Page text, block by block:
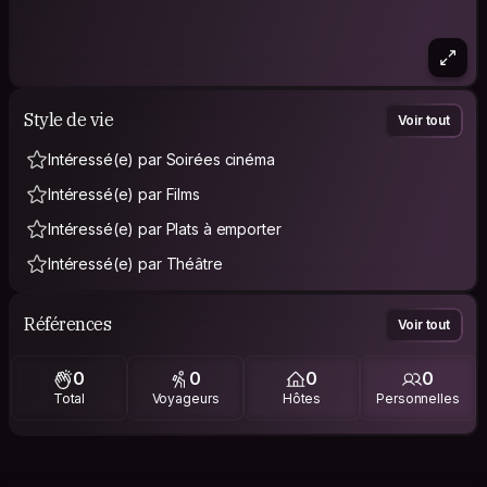
Style de vie Voir tout
Intéressé(e) par Soirées cinéma
Intéressé(e) par Films
Intéressé(e) par Plats à emporter
Intéressé(e) par Théâtre
Références Voir tout
0
Total
0
Voyageurs
0
Hôtes
0
Personnelles